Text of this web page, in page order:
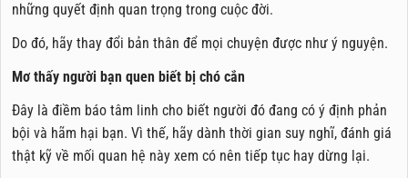
những quyết định quan trọng trong cuộc đời.
Do đó, hãy thay đổi bản thân để mọi chuyện được như ý nguyện.
Mơ thấy người bạn quen biết bị chó cắn
Đây là điềm báo tâm linh cho biết người đó đang có ý định phản
bội và hãm hại bạn. Vì thế, hãy dành thời gian suy nghĩ, đánh giá
thật kỹ về mối quan hệ này xem có nên tiếp tục hay dừng lại.